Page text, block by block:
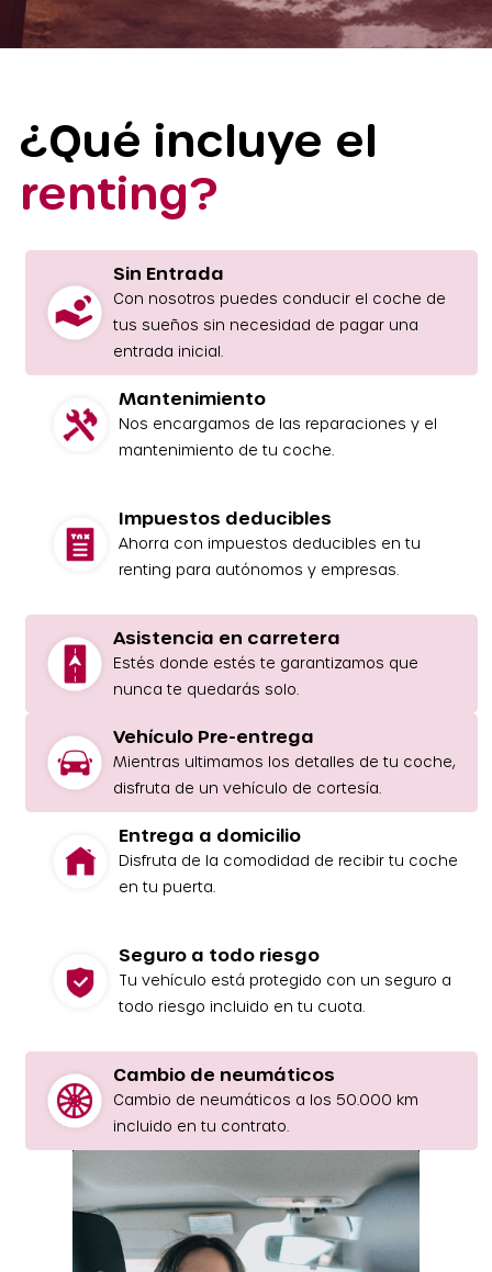
¿Qué incluye el
renting?
Sin Entrada
Con nosotros puedes conducir el coche de
tus sueños sin necesidad de pagar una
entrada inicial.
Mantenimiento
Nos encargamos de las reparaciones y el
mantenimiento de tu coche.
Impuestos deducibles
Ahorra con impuestos deducibles en tu
renting para autónomos y empresas.
Asistencia en carretera
Estés donde estés te garantizamos que
nunca te quedarás solo.
Vehículo Pre-entrega
Mientras ultimamos los detalles de tu coche,
disfruta de un vehículo de cortesía.
Entrega a domicilio
Disfruta de la comodidad de recibir tu coche
en tu puerta.
Seguro a todo riesgo
Tu vehículo está protegido con un seguro a
todo riesgo incluido en tu cuota.
Cambio de neumáticos
Cambio de neumáticos a los 50.000 km
incluido en tu contrato.